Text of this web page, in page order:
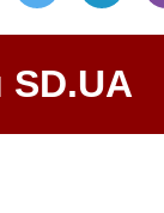
SD.UA